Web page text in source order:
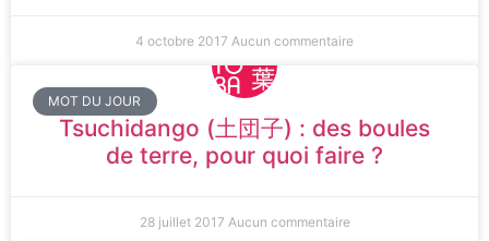
4 octobre 2017 Aucun commentaire
MOT DU JOUR
Tsuchidango (土団子) : des boules
de terre, pour quoi faire ?
28 juillet 2017 Aucun commentaire